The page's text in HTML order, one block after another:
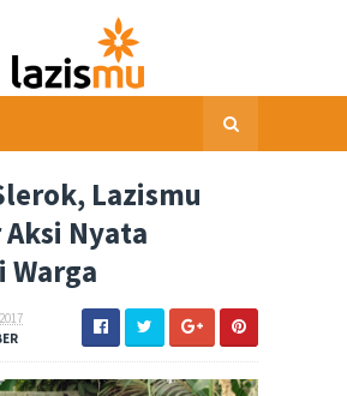
Lazismu
Nyata
Warga